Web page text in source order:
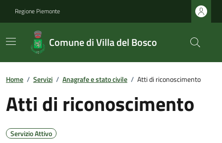
Regione Piemonte
Comune di Villa del Bosco
Home / Servizi / Anagrafe e stato civile / Atti di riconoscimento
Atti di riconoscimento
Servizio Attivo